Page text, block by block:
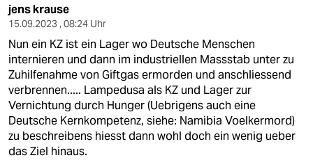
jens krause
15.09.2023 , 08:24 Uhr
Nun ein KZ ist ein Lager wo Deutsche Menschen
internieren und dann im industriellen Massstab unter zu
Zuhilfenahme von Giftgas ermorden und anschliessend
verbrennen..... Lampedusa als KZ und Lager zur
Vernichtung durch Hunger (Uebrigens auch eine
Deutsche Kernkompetenz, siehe: Namibia Voelkermord)
zu beschreibens hiesst dann wohl doch ein wenig ueber
das Ziel hinaus.